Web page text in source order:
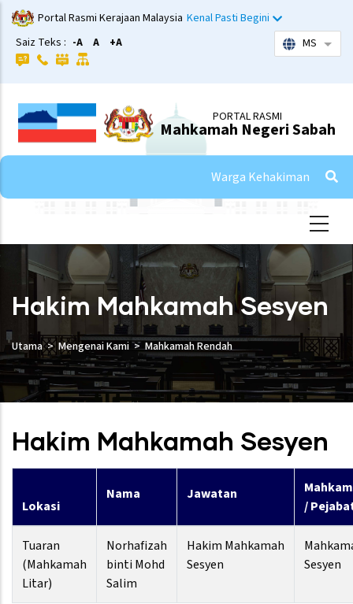
Skip
to
main
content
Portal Rasmi Kerajaan Malaysia Kenal Pasti Begini
MS
List
Saiz Teks : -A A +A
PORTAL RASMI
Mahkamah Negeri Sabah
Warga Kehakiman
Hakim Mahkamah Sesyen
Utama Mengenai Kami Mahkamah Rendah
Hakim Mahkamah Sesyen
Lokasi
Nama Jawatan
/
Tuaran
(Mahkamah
Litar)
Norhafizah
binti Mohd
Salim
Hakim Mahkamah
Sesyen
Sesyen